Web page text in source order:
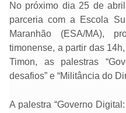
No próximo dia 25 de
parceria com a Escola
Maranhão (ESA/MA),
timonense, a partir das
Timon, as palestras
desafios” e “Militância do
A palestra “Governo